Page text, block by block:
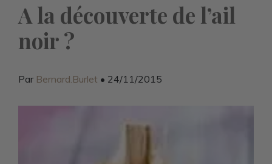
A la découverte de l’ail
noir ?
Par Bernard.Burlet • 24/11/2015